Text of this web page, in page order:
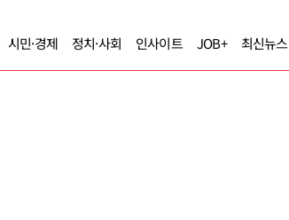
시민·경제 정치·사회 인사이트 JOB+ 최신뉴스